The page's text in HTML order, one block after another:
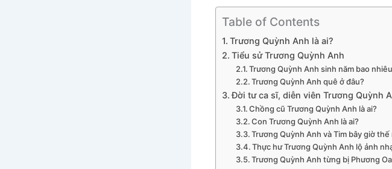
Table of Contents
Trương Quỳnh Anh là ai?
Tiểu sử Trương Quỳnh Anh
Trương Quỳnh Anh sinh năm bao
Trương Quỳnh Anh quê ở đâu?
Đời tư ca sĩ, diễn viên Trương Quỳnh
Chồng cũ Trương Quỳnh Anh là ai?
Con Trương Quỳnh Anh là ai?
Trương Quỳnh Anh và Tim bây giờ thế
Thực hư Trương Quỳnh Anh lộ ảnh
Trương Quỳnh Anh từng bị Phương